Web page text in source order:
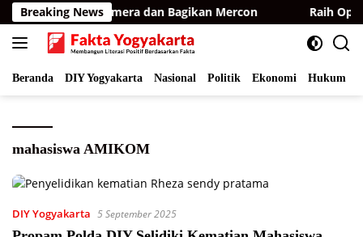
Langsung
ke
konten
Breaking News
Pasang Kamera dan Bagikan Mercon Raih Opini
Beranda DIY Yogyakarta Nasional Politik Ekonomi Hukum
mahasiswa AMIKOM
DIY Yogyakarta 5 September 2025